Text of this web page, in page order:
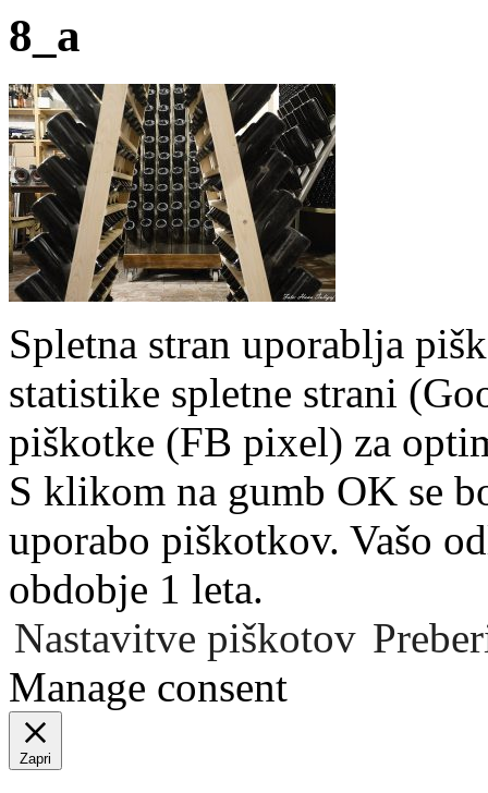
8_a
Spletna stran uporablja
statistike spletne strani
piškotke (FB pixel) za
S klikom na gumb OK se
uporabo piškotkov. Vašo
obdobje 1 leta.
Nastavitve piškotov
Manage consent
Zapri